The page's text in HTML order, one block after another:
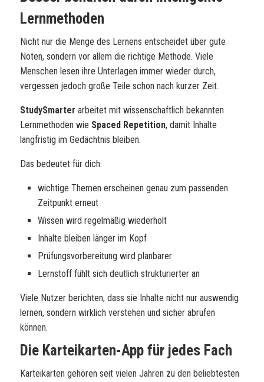
Lernmethoden
Nicht nur die Menge des Lernens entscheidet über gute
Noten, sondern vor allem die richtige Methode. Viele
Menschen lesen ihre Unterlagen immer wieder durch,
vergessen jedoch große Teile schon nach kurzer Zeit.
StudySmarter arbeitet mit wissenschaftlich bekannten
Lernmethoden wie Spaced Repetition, damit Inhalte
langfristig im Gedächtnis bleiben.
Das bedeutet für dich:
wichtige Themen erscheinen genau zum passenden
Zeitpunkt erneut
Wissen wird regelmäßig wiederholt
Inhalte bleiben länger im Kopf
Prüfungsvorbereitung wird planbarer
Lernstoff fühlt sich deutlich strukturierter an
Viele Nutzer berichten, dass sie Inhalte nicht nur auswendig
lernen, sondern wirklich verstehen und sicher abrufen
können.
Die Karteikarten-App für jedes Fach
Karteikarten gehören seit vielen Jahren zu den beliebtesten